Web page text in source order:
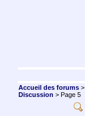
Accueil des forums>
Discussion > Page 5